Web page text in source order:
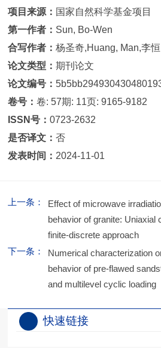
项目来源： 国家自然科学基金项目
第一作者： Sun, Bo-Wen
合写作者：杨圣奇,Huang, Man,李
论文类型：期刊论文
论文编号：
卷号：卷: 57期: 11页: 9165-9182
ISSN号：0723-2632
是否译文：否
发表时间： 2024-11-01
上一条：
Effect of microwave
behavior of granite: Uniaxial
finite-discrete approach
下一条：
Numerical characterization
behavior of pre-flawed
and multilevel cyclic loading
快速链接